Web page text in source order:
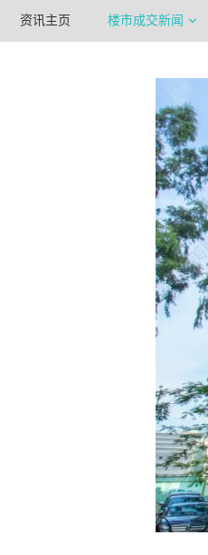
资讯主页 楼市成交新闻